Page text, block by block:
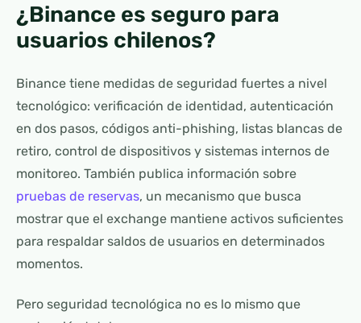
¿Binance es seguro para
usuarios chilenos?
Binance tiene medidas de seguridad fuertes a nivel
tecnológico: verificación de identidad, autenticación
en dos pasos, códigos anti-phishing, listas blancas de
retiro, control de dispositivos y sistemas internos de
monitoreo. También publica información sobre
pruebas de reservas, un mecanismo que busca
mostrar que el exchange mantiene activos suficientes
para respaldar saldos de usuarios en determinados
momentos.
Pero seguridad tecnológica no es lo mismo que